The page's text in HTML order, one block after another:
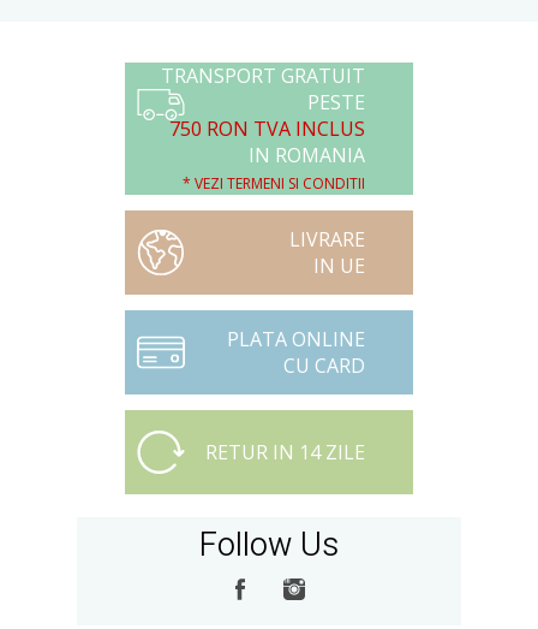
TRANSPORT GRATUIT
PESTE
750 RON TVA INCLUS
IN ROMANIA
* VEZI TERMENI SI CONDITII
LIVRARE
IN UE
PLATA ONLINE
CU CARD
RETUR IN 14 ZILE
Follow Us